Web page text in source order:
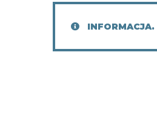
INFORMACJA.